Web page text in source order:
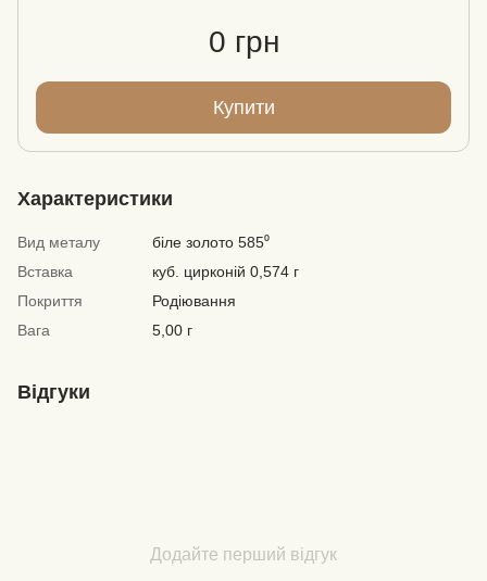
0 грн
Купити
Характеристики
Вид металу
біле золото 585⁰
Вставка
куб. цирконій 0,574 г
Покриття
Родіювання
Вага
5,00 г
Відгуки
Додайте перший відгук